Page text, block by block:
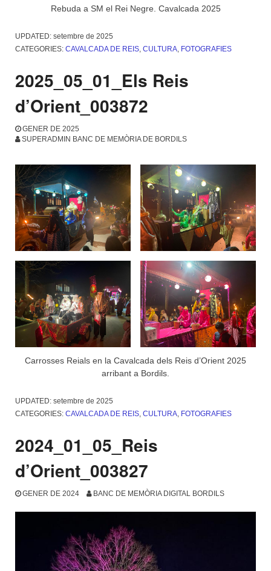
Rebuda a SM el Rei Negre. Cavalcada 2025
UPDATED: setembre de 2025
CATEGORIES: CAVALCADA DE REIS, CULTURA, FOTOGRAFIES
2025_05_01_Els Reis
d’Orient_003872
GENER DE 2025
SUPERADMIN BANC DE MEMÒRIA DE BORDILS
Carrosses Reials en la Cavalcada dels Reis d’Orient 2025
arribant a Bordils.
UPDATED: setembre de 2025
CATEGORIES: CAVALCADA DE REIS, CULTURA, FOTOGRAFIES
2024_01_05_Reis
d’Orient_003827
GENER DE 2024 BANC DE MEMÒRIA DIGITAL BORDILS